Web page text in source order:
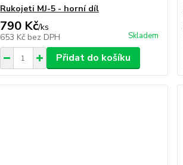
Rukojeti MJ-5 - horní díl
790 Kč/ks
653 Kč bez DPH Skladem
Přidat do košíku